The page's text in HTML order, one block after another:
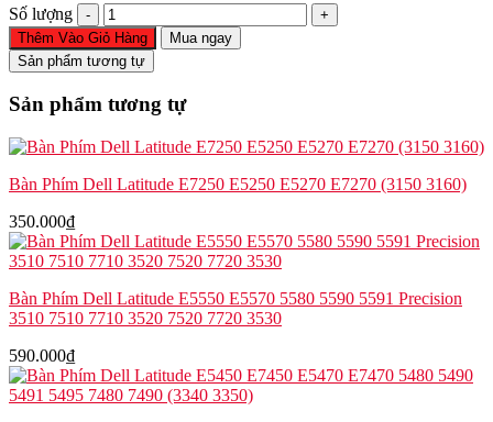
Số lượng
Cáp
pin
Dell
Latitude
5550
3580
70G66
Thêm Vào Giỏ Hàng
Mua ngay
Sản phẩm tương tự
Sản phẩm tương tự
Bàn Phím Dell Latitude E7250 E5250 E5270 E7270 (3150 3160)
350.000₫
Bàn Phím Dell Latitude E5550 E5570 5580 5590 5591 Precision
3510 7510 7710 3520 7520 7720 3530
590.000₫